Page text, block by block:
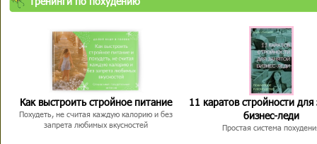
Как выстроить стройное питание
Похудеть, не считая каждую калорию и без
запрета любимых вкусностей
11 каратов стройности для
бизнес-леди
Простая система